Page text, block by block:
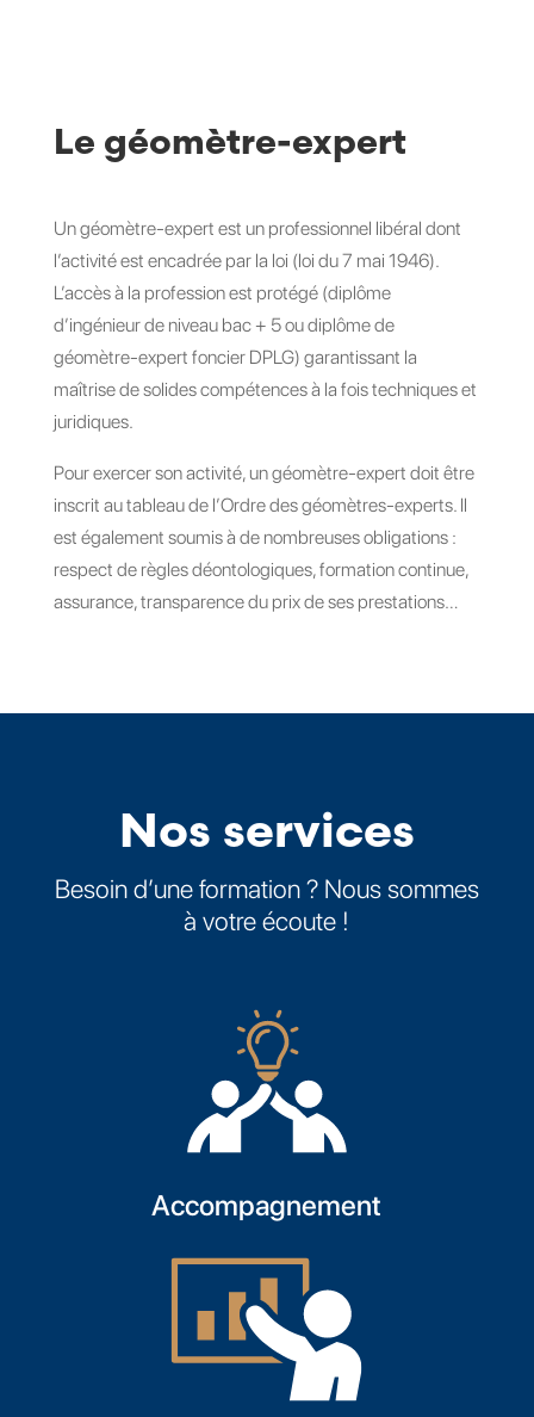
Le géomètre-expert
Un géomètre-expert est un professionnel libéral dont
l’activité est encadrée par la loi (loi du 7 mai 1946).
L’accès à la profession est protégé (diplôme
d’ingénieur de niveau bac + 5 ou diplôme de
géomètre-expert foncier DPLG) garantissant la
maîtrise de solides compétences à la fois techniques et
juridiques.
Pour exercer son activité, un géomètre-expert doit être
inscrit au tableau de l’Ordre des géomètres-experts. Il
est également soumis à de nombreuses obligations :
respect de règles déontologiques, formation continue,
assurance, transparence du prix de ses prestations…
Nos services
Besoin d’une formation ? Nous sommes
à votre écoute !
Accompagnement